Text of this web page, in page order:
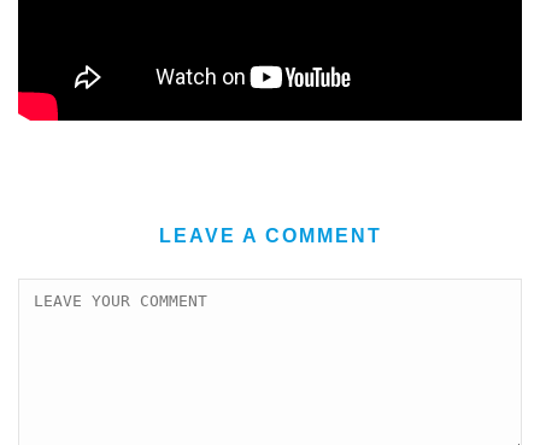
LEAVE A COMMENT